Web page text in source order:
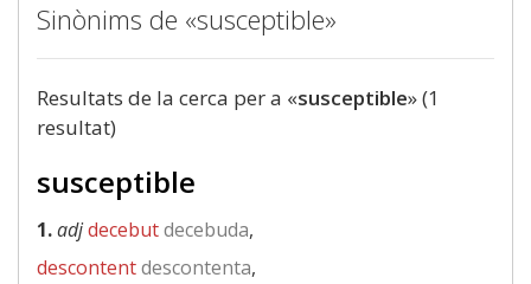
Sinònims de «susceptible»
Resultats de la cerca per a «susceptible» (1
resultat)
susceptible
1.adjdecebutdecebuda,
descontentdescontenta,